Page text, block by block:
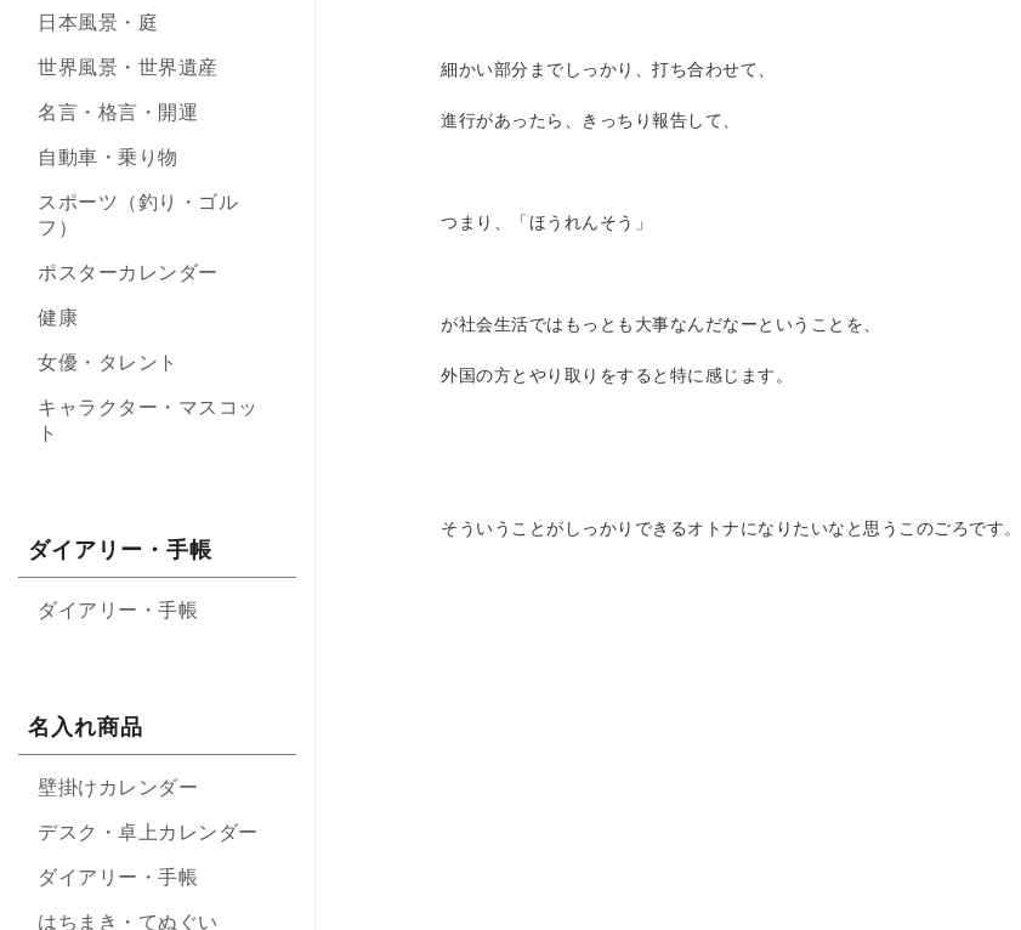
細かい部分までしっかり、打ち合わせて、
進行があったら、きっちり報告して、
つまり、「ほうれんそう」
が社会生活ではもっとも大事なんだなーということを、
外国の方とやり取りをすると特に感じます。
そういうことがしっかりできるオトナになりたいなと思うこのごろです。
日本風景・庭
世界風景・世界遺産
名言・格言・開運
自動車・乗り物
スポーツ（釣り・ゴル
フ）
ポスターカレンダー
健康
女優・タレント
キャラクター・マスコッ
ト
ダイアリー・手帳
ダイアリー・手帳
名入れ商品
壁掛けカレンダー
デスク・卓上カレンダー
ダイアリー・手帳
はちまき・てぬぐい